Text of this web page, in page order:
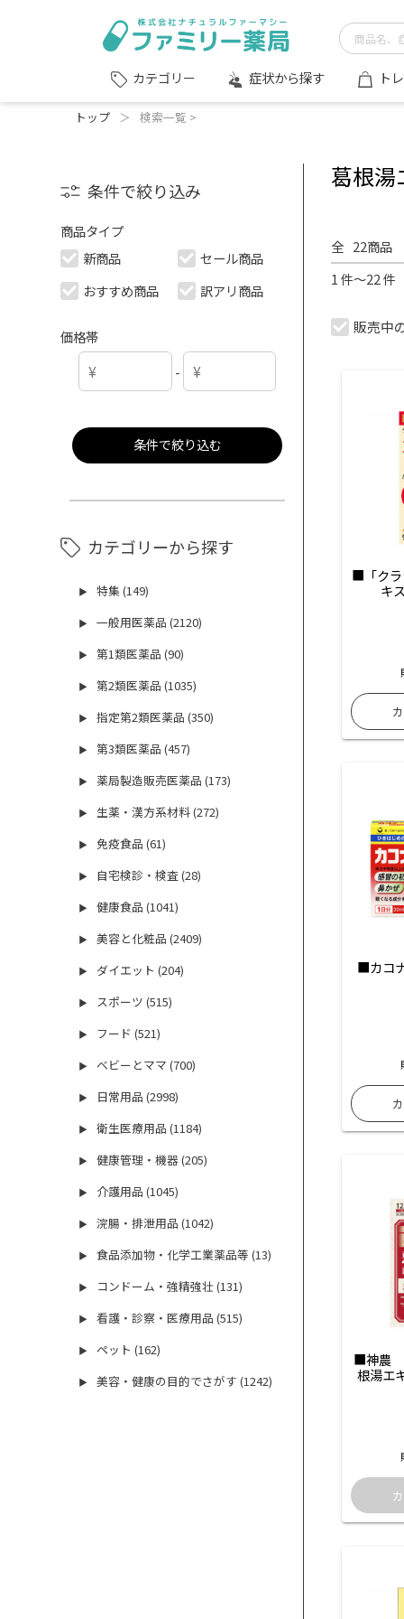
カテゴリー 症状から探す ト
トップ ＞ 検索一覧 >
条件で絞り込み
商品タイプ
新商品
セール商品
おすすめ商品
訳アリ商品
価格帯
-
条件で絞り込む
カテゴリーから探す
▶ 特集 (149)
▶ 一般用医薬品 (2120)
▶ 第1類医薬品 (90)
▶ 第2類医薬品 (1035)
▶ 指定第2類医薬品 (350)
▶ 第3類医薬品 (457)
▶ 薬局製造販売医薬品 (173)
▶ 生薬・漢方系材料 (272)
▶ 免疫食品 (61)
▶ 自宅検診・検査 (28)
▶ 健康食品 (1041)
▶ 美容と化粧品 (2409)
▶ ダイエット (204)
▶ スポーツ (515)
▶ フード (521)
▶ ベビーとママ (700)
▶ 日常用品 (2998)
▶ 衛生医療用品 (1184)
▶ 健康管理・機器 (205)
▶ 介護用品 (1045)
▶ 浣腸・排泄用品 (1042)
▶ 食品添加物・化学工業薬品等 (13)
▶ コンドーム・強精強壮 (131)
▶ 看護・診察・医療用品 (515)
▶ ペット (162)
▶ 美容・健康の目的でさがす (1242)
葛根湯
全 22商品
1 件～22 件
販売中
■「クラ
キ
■カコ
■神農
根湯エ